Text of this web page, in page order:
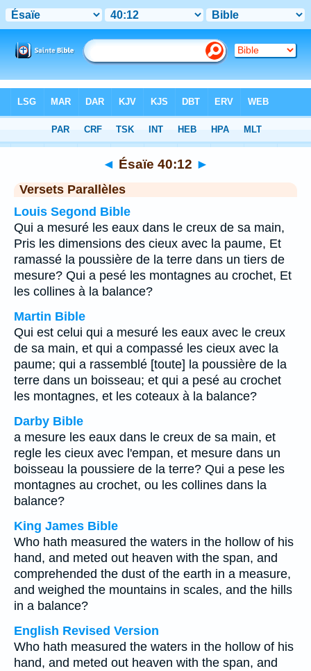
Chapitre 40> Verset 12
◄ Ésaïe 40:12 ►
Versets Parallèles
Louis Segond Bible
Qui a mesuré les eaux dans le creux de sa main,
Pris les dimensions des cieux avec la paume, Et
ramassé la poussière de la terre dans un tiers de
mesure? Qui a pesé les montagnes au crochet, Et
les collines à la balance?
Martin Bible
Qui est celui qui a mesuré les eaux avec le creux
de sa main, et qui a compassé les cieux avec la
paume; qui a rassemblé [toute] la poussière de la
terre dans un boisseau; et qui a pesé au crochet
les montagnes, et les coteaux à la balance?
Darby Bible
a mesure les eaux dans le creux de sa main, et
regle les cieux avec l'empan, et mesure dans un
boisseau la poussiere de la terre? Qui a pese les
montagnes au crochet, ou les collines dans la
balance?
King James Bible
Who hath measured the waters in the hollow of his
hand, and meted out heaven with the span, and
comprehended the dust of the earth in a measure,
and weighed the mountains in scales, and the hills
in a balance?
English Revised Version
Who hath measured the waters in the hollow of his
hand, and meted out heaven with the span, and